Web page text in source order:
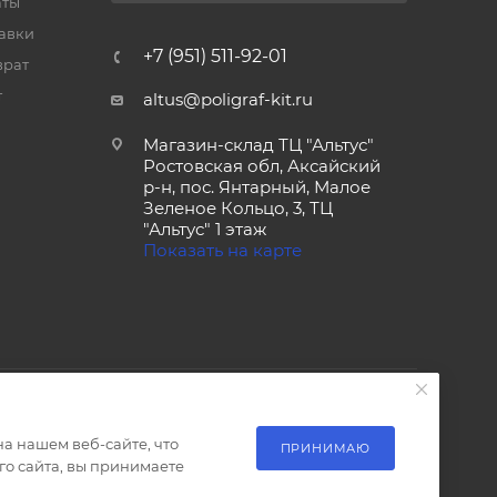
+7 (951) 511-92-01
altus@poligraf-kit.ru
Магазин-склад ТЦ "Альтус"
Ростовская обл, Аксайский
р-н, пос. Янтарный, Малое
Зеленое Кольцо, 3, ТЦ
"Альтус" 1 этаж
Показать на карте
нашем веб-сайте, что
сайта, вы принимаете
ПРИНИМАЮ